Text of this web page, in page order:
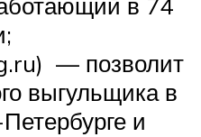
в 74
— позволит
выгульщика в
и